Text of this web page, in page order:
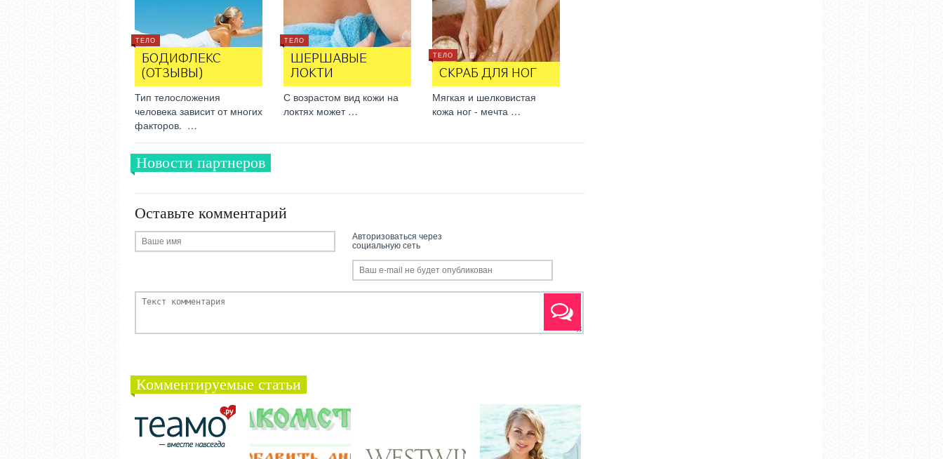
ТЕЛО
БОДИФЛЕКС
(ОТЗЫВЫ)
Тип телосложения
человека зависит от многих
факторов. …
ТЕЛО
ШЕРШАВЫЕ
ЛОКТИ
С возрастом вид кожи на
локтях может …
ТЕЛО
СКРАБ ДЛЯ НОГ
Мягкая и шелковистая
кожа ног - мечта …
Новости партнеров
Оставьте комментарий
Авторизоваться через
социальную сеть
Комментируемые статьи